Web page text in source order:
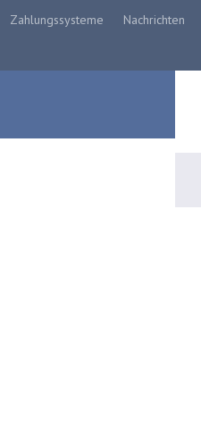
Zahlungssysteme Nachrichten